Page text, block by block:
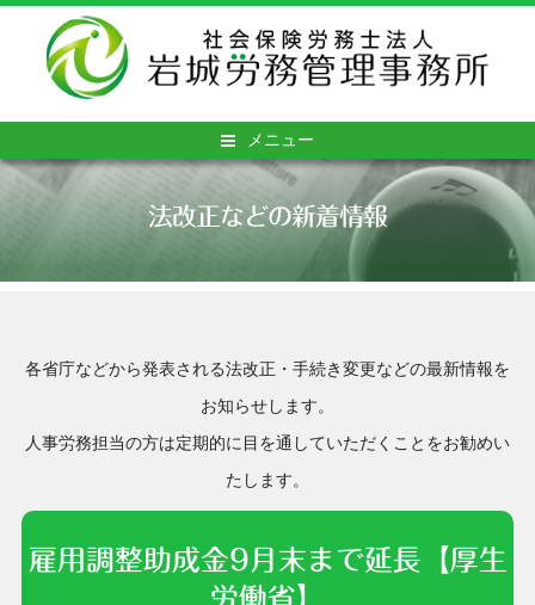
メニュー
法改正などの新着情報
各省庁などから発表される法改正・手続き変更などの最新情報を
お知らせします。
人事労務担当の方は定期的に目を通していただくことをお勧めい
たします。
雇用調整助成金9月末まで延長【厚生
労働省】